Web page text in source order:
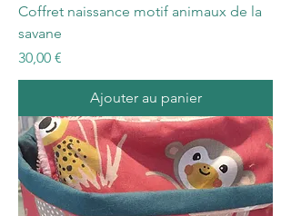
Coffret naissance motif animaux de la
savane
Prix
30,00 €
Ajouter au panier